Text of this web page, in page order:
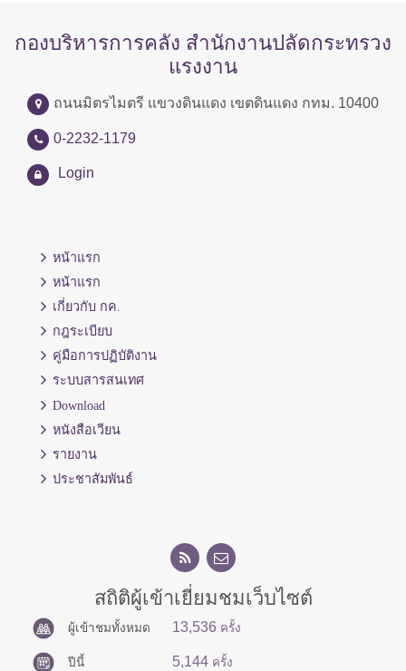
กองบริหารการคลัง สำนักงานปลัดกระทรวง
แรงงาน
ถนนมิตรไมตรี แขวงดินแดง เขตดินแดง กทม. 10400
0-2232-1179
Login
หน้าแรก
หน้าแรก
เกี่ยวกับ กค.
กฎระเบียบ
คู่มือการปฏิบัติงาน
ระบบสารสนเทศ
Download
หนังสือเวียน
รายงาน
ประชาสัมพันธ์
สถิติผู้เข้าเยี่ยมชมเว็บไซต์
ผู้เข้าชมทั้งหมด 13,536 ครั้ง
ปีนี้ 5,144 ครั้ง